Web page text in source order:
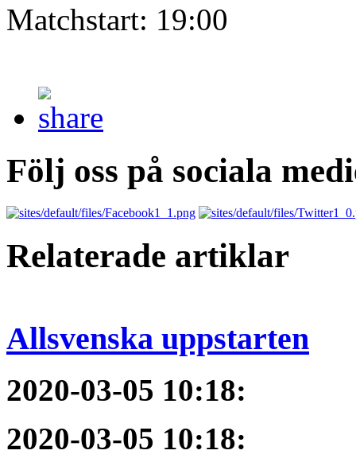
Matchstart: 19:00
Följ oss på sociala
Relaterade artiklar
Allsvenska uppstarten
2020-03-05 10:18:
2020-03-05 10:18: